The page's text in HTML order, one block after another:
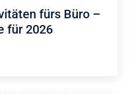
fürs Büro –
für 2026